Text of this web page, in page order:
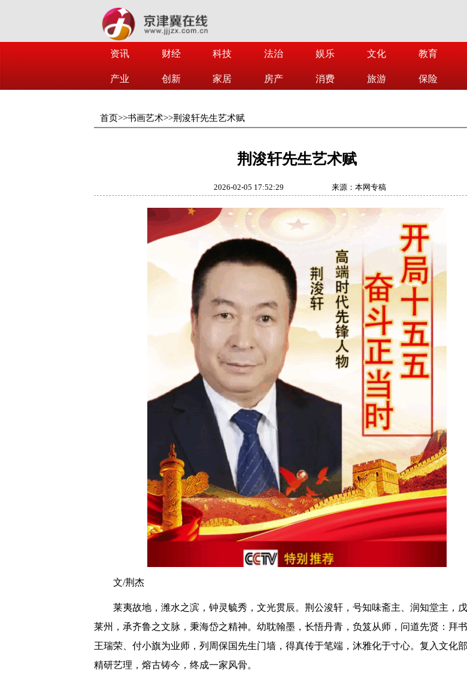
资讯 财经 科技 法治 娱乐 文化 教育
产业 创新 家居 房产 消费 旅游 保险
首页>>书画艺术>>荆浚轩先生艺术赋
荆浚轩先生艺术赋
2026-02-05 17:52:29 来源：本网专稿
文/荆杰
莱夷故地，潍水之滨，钟灵毓秀，文光贯辰。荆公浚轩，号知味斋主、润知堂主，
莱州，承齐鲁之文脉，秉海岱之精神。幼耽翰墨，长悟丹青，负笈从师，问道先贤：拜
王瑞荣、付小旗为业师，列周保国先生门墙，得真传于笔端，沐雅化于寸心。复入文化
精研艺理，熔古铸今，终成一家风骨。